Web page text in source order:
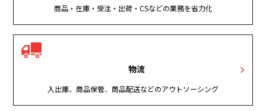
商品・在庫・受注・出荷・CSなどの業務を省力化
物流
入出庫、商品保管、商品配送などのアウトソーシング